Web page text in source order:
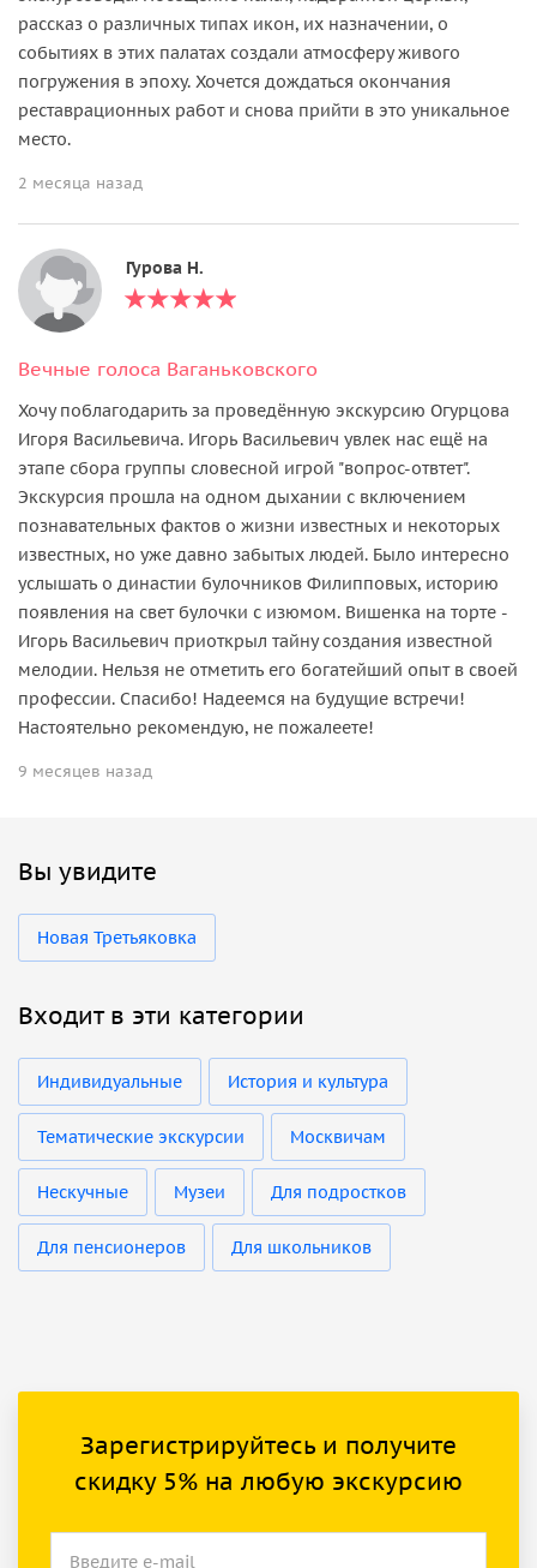
рассказ о различных типах икон, их назначении, о
событиях в этих палатах создали атмосферу живого
погружения в эпоху. Хочется дождаться окончания
реставрационных работ и снова прийти в это уникальное
место.
2 месяца назад
Гурова Н.
Вечные голоса Ваганьковского
Хочу поблагодарить за проведённую экскурсию Огурцова
Игоря Васильевича. Игорь Васильевич увлек нас ещё на
этапе сбора группы словесной игрой "вопрос-отвтет".
Экскурсия прошла на одном дыхании с включением
познавательных фактов о жизни известных и некоторых
известных, но уже давно забытых людей. Было интересно
услышать о династии булочников Филипповых, историю
появления на свет булочки с изюмом. Вишенка на торте -
Игорь Васильевич приоткрыл тайну создания известной
мелодии. Нельзя не отметить его богатейший опыт в своей
профессии. Спасибо! Надеемся на будущие встречи!
Настоятельно рекомендую, не пожалеете!
9 месяцев назад
Вы увидите
Новая Третьяковка
Входит в эти категории
Индивидуальные История и культура
Тематические экскурсии Москвичам
Нескучные Музеи Для подростков
Для пенсионеров Для школьников
Зарегистрируйтесь и получите
скидку 5% на любую экскурсию